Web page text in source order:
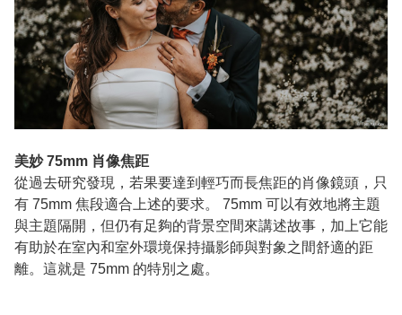
美妙 75mm 肖像焦距
從過去研究發現，若果要達到輕巧而長焦距的肖像鏡頭，只
有 75mm 焦段適合上述的要求。 75mm 可以有效地將主題
與主題隔開，但仍有足夠的背景空間來講述故事，加上它能
有助於在室內和室外環境保持攝影師與對象之間舒適的距
離。這就是 75mm 的特別之處。